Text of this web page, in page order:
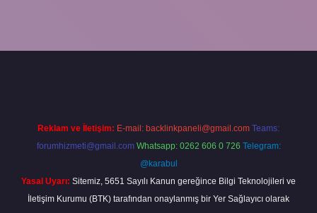
Reklam ve İletişim: E-mail: backlinkpaneli@gmail.com Teams:
forumhizmeti@gmail.com Whatsapp: 0262 606 0 726 Telegram:
@karabul
Yasal Uyarı: Sitemiz, 5651 Sayılı Kanun gereğince Bilgi Teknolojileri ve
İletişim Kurumu (BTK) tarafından onaylanmış bir Yer Sağlayıcı olarak